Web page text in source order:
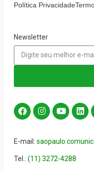
Política Privacidade
Newsletter
E-mail:
Tel.: (11) 3272-4288